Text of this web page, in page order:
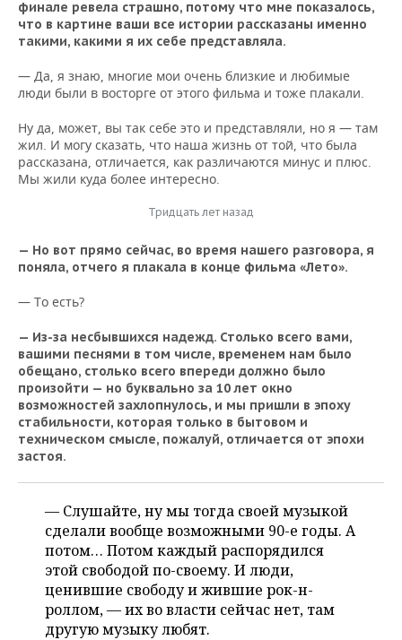
финале ревела страшно, потому что мне показалось,
что в картине ваши все истории рассказаны именно
такими, какими я их себе представляла.
— Да, я знаю, многие мои очень близкие и любимые
люди были в восторге от этого фильма и тоже плакали.
Ну да, может, вы так себе это и представляли, но я — там
жил. И могу сказать, что наша жизнь от той, что была
рассказана, отличается, как различаются минус и плюс.
Мы жили куда более интересно.
Тридцать лет назад
— Но вот прямо сейчас, во время нашего разговора, я
поняла, отчего я плакала в конце фильма «Лето».
— То есть?
— Из-за несбывшихся надежд. Столько всего вами,
вашими песнями в том числе, временем нам было
обещано, столько всего впереди должно было
произойти — но буквально за 10 лет окно
возможностей захлопнулось, и мы пришли в эпоху
стабильности, которая только в бытовом и
техническом смысле, пожалуй, отличается от эпохи
застоя.
— Слушайте, ну мы тогда своей музыкой
сделали вообще возможными 90-е годы. А
потом… Потом каждый распорядился
этой свободой по-своему. И люди,
ценившие свободу и жившие рок-н-
роллом, — их во власти сейчас нет, там
другую музыку любят.